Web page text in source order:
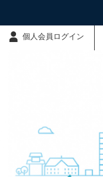
個人会員ログイン